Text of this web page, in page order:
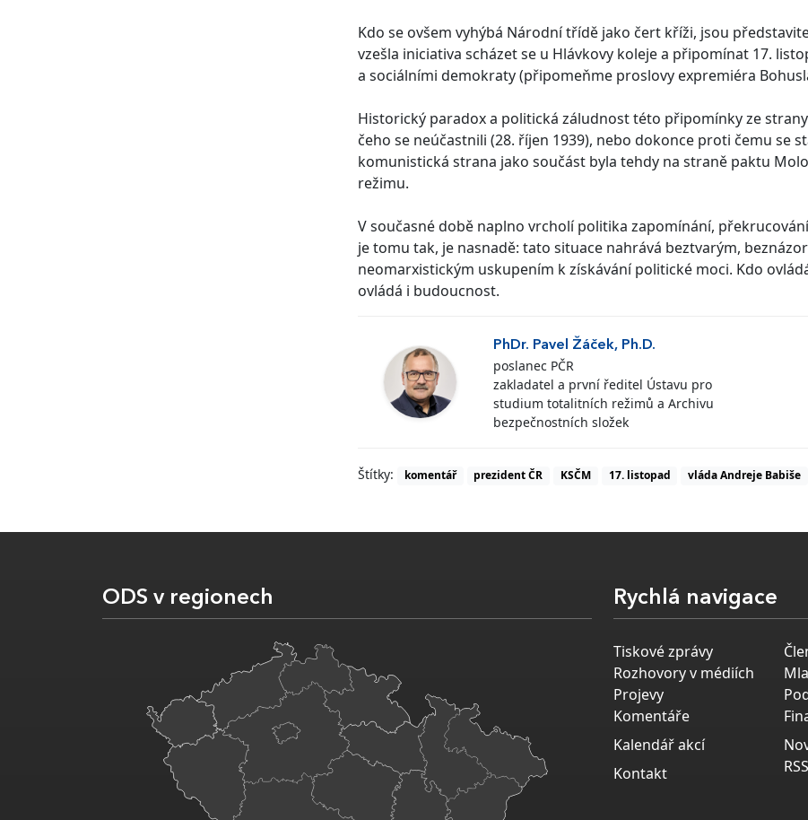
Kdo se ovšem vyhýbá Národní třídě jako čert kříži, jsou
vzešla iniciativa scházet se u Hlávkovy koleje a připomínat 17.
a sociálními demokraty (připomeňme proslovy expremiéra
Historický paradox a politická záludnost této připomínky ze
čeho se neúčastnili (28. říjen 1939), nebo dokonce proti čemu se
komunistická strana jako součást byla tehdy na straně paktu
režimu.
V současné době naplno vrcholí politika zapomínání,
je tomu tak, je nasnadě: tato situace nahrává beztvarým,
neomarxistickým uskupením k získávání politické moci. Kdo
ovládá i budoucnost.
PhDr. Pavel Žáček, Ph.D.
poslanec PČR
zakladatel a první ředitel Ústavu pro
studium totalitních režimů a Archivu
bezpečnostních složek
Štítky: komentář prezident ČR KSČM 17. listopad vláda Andreje Babiše
ODS v regionech Rychlá navigace
Tiskové zprávy
Rozhovory v médiích
Projevy
Komentáře
Kalendář akcí
Kontakt
RSS